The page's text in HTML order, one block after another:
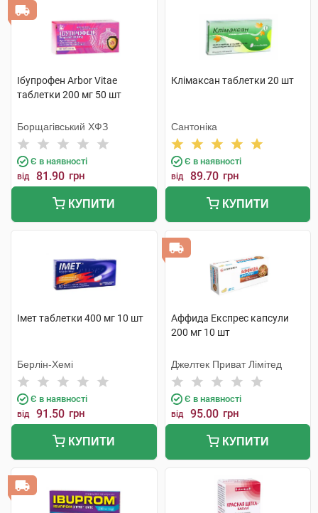
Ібупрофен Arbor Vitae
таблетки 200 мг 50 шт
Борщагівський ХФЗ
Є в наявності
від 81.90 грн
КУПИТИ
Клімаксан таблетки 20 шт
Сантоніка
Є в наявності
від 89.70 грн
КУПИТИ
Імет таблетки 400 мг 10 шт
Берлін-Хемі
Є в наявності
від 91.50 грн
КУПИТИ
Аффида Експрес капсули
200 мг 10 шт
Джелтек Приват Лімітед
Є в наявності
від 95.00 грн
КУПИТИ